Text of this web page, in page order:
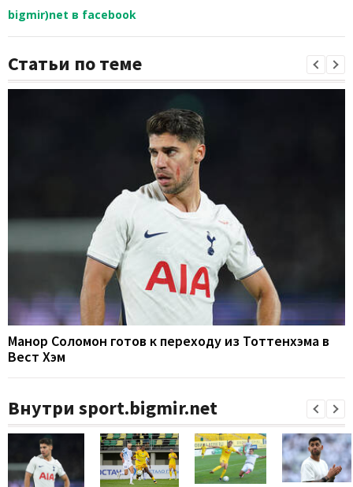
bigmir)net в facebook
Статьи по теме
Манор Соломон готов к переходу из Тоттенхэма в
Вест Хэм
Внутри sport.bigmir.net